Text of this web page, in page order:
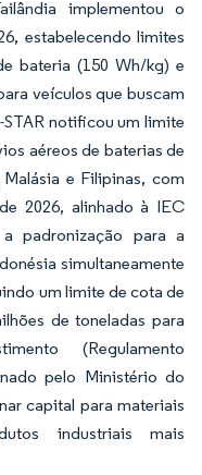
implementou o
estabelecendo limites
bateria (150 Wh/kg) e
veículos que buscam
notificou um limite
aéreos de baterias de
e Filipinas, com
2026, alinhado à IEC
padronização para a
simultaneamente
um limite de cota de
de toneladas para
(Regulamento
pelo Ministério do
capital para materiais
industriais mais